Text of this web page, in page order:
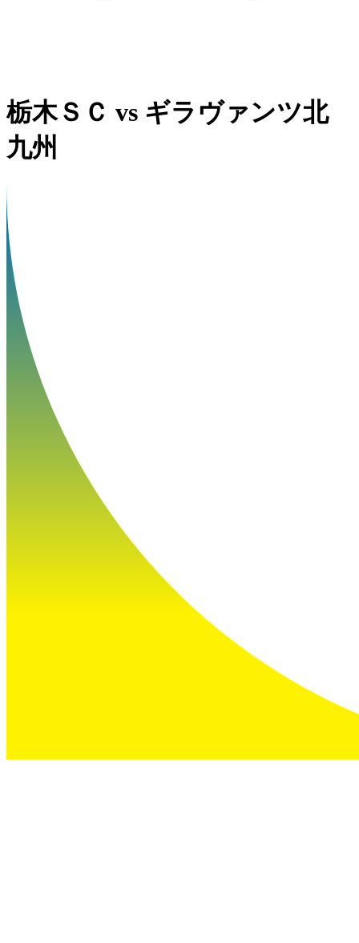
栃木ＳＣ vs ギラヴァンツ北
九州